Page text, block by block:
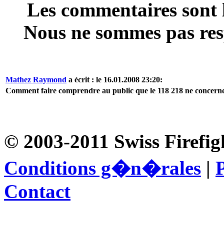
Les commentaires
Nous ne sommes pas
Mathez Raymond a écrit : le 16.01.2008 23:20:
Comment faire comprendre au public que le 118 218 ne
© 2003-2011 Swiss
Conditions g�n�rales |
Contact